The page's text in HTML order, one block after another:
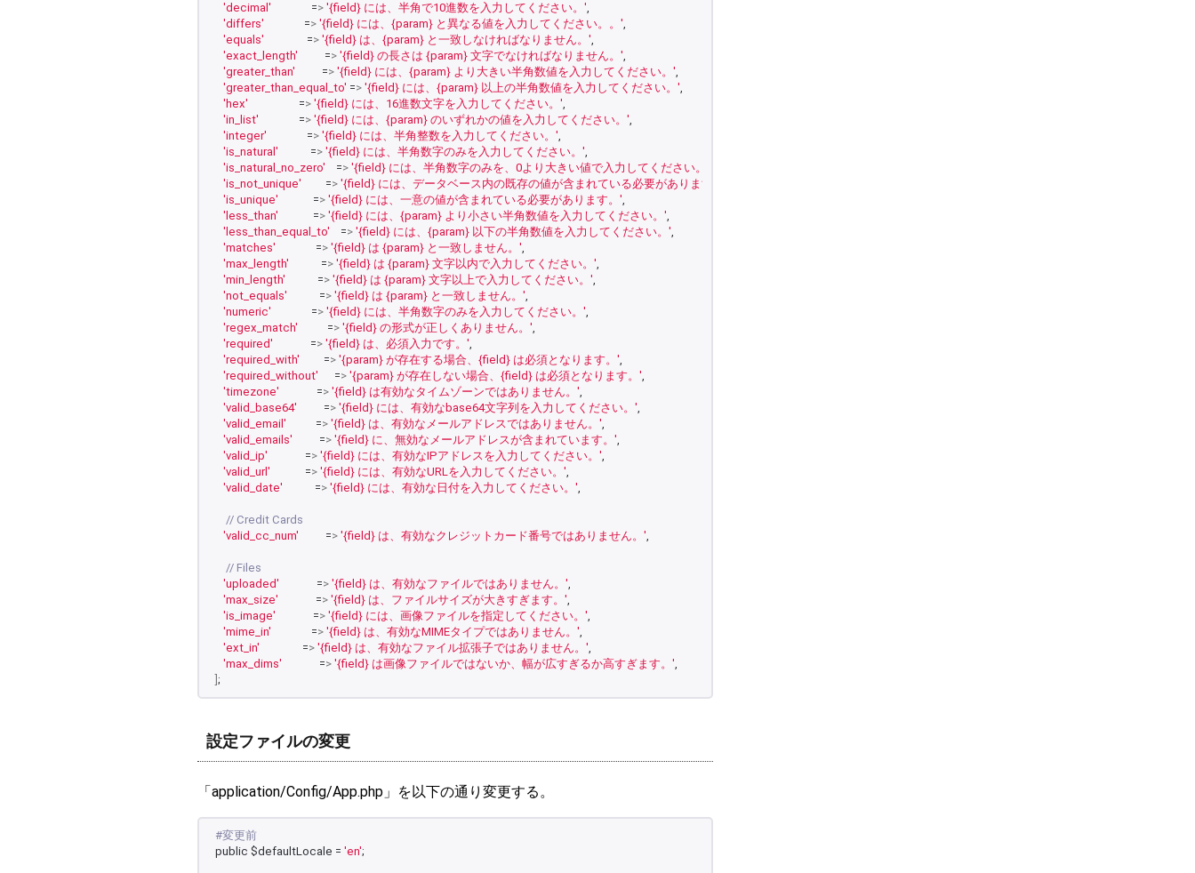
'decimal'
               =
> '{field} には、半角で10進数を入力してください。',
'differs'
               =
> '{field} には、{param} と異なる値を入力してください。。',
'equals'
                =
> '{field} は、{param} と一致しなければなりません。',
'exact_length'
          =
> '{field} の長さは {param} 文字でなければなりません。',
'greater_than'
          =
> '{field} には、{param} より大きい半角数値を入力してください。',
'greater_than_equal_to' => '{field} には、{param} 以上の半角数値を入力してください。',
'hex'
                   =
> '{field} には、16進数文字を入力してください。',
'in_list'
               =
> '{field} には、{param} のいずれかの値を入力してください。',
'integer'
               =
> '{field} には、半角整数を入力してください。',
'is_natural'
            =
> '{field} には、半角数字のみを入力してください。',
'is_natural_no_zero'
    =
> '{field} には、半角数字のみを、0より大きい値で入力してください。'
'is_not_unique'
         =
> '{field} には、データベース内の既存の値が含まれている必要があります。'
'is_unique'
             =
> '{field} には、一意の値が含まれている必要があります。',
'less_than'
             =
> '{field} には、{param} より小さい半角数値を入力してください。',
'less_than_equal_to'
    =
> '{field} には、{param} 以下の半角数値を入力してください。',
'matches'
               =
> '{field} は {param} と一致しません。',
'max_length'
            =
> '{field} は {param} 文字以内で入力してください。',
'min_length'
            =
> '{field} は {param} 文字以上で入力してください。',
'not_equals'
            =
> '{field} は {param} と一致しません。',
'numeric'
               =
> '{field} には、半角数字のみを入力してください。',
'regex_match'
           =
> '{field} の形式が正しくありません。',
'required'
              =
> '{field} は、必須入力です。',
'required_with'
         =
> '{param} が存在する場合、{field} は必須となります。',
'required_without'
      =
> '{param} が存在しない場合、{field} は必須となります。',
'timezone'
              =
> '{field} は有効なタイムゾーンではありません。',
'valid_base64'
          =
> '{field} には、有効なbase64文字列を入力してください。',
'valid_email'
           =
> '{field} は、有効なメールアドレスではありません。',
'valid_emails'
          =
> '{field} に、無効なメールアドレスが含まれています。',
'valid_ip'
              =
> '{field} には、有効なIPアドレスを入力してください。',
'valid_url'
             =
> '{field} には、有効なURLを入力してください。',
'valid_date'
            =
> '{field} には、有効な日付を入力してください。',
// Credit Cards
'valid_cc_num'
          =
> '{field} は、有効なクレジットカード番号ではありません。',
// Files
'uploaded'
              =
> '{field} は、有効なファイルではありません。',
'max_size'
              =
> '{field} は、ファイルサイズが大きすぎます。',
'is_image'
              =
> '{field} には、画像ファイルを指定してください。',
'mime_in'
               =
> '{field} は、有効なMIMEタイプではありません。',
'ext_in'
                =
> '{field} は、有効なファイル拡張子ではありません。',
'max_dims'
              =
> '{field} は画像ファイルではないか、幅が広すぎるか高すぎます。',
;
設定ファイルの変更
「application/Config/App.php」を以下の通り変更する。
#変更前
public $defaultLocale = 'en';